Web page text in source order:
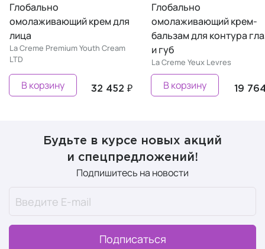
Глобально
омолаживающий крем для
лица
La Creme Premium Youth Cream
LTD
32 452 ₽
В корзину
Глобально
омолаживающий крем-
бальзам для контура
и губ
La Creme Yeux Levres
19
В корзину
Будьте в курсе новых акций
и спецпредложений!
Подпишитесь на новости
Подписаться